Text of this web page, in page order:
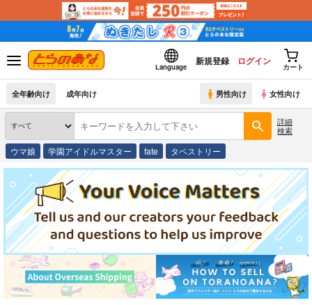
Language
新規登録 ログイン
カート
全年齢向け 成年向け 男性向け 女性向け
詳細
検索
ウマ娘 学園アイドルマスター fate タペストリー